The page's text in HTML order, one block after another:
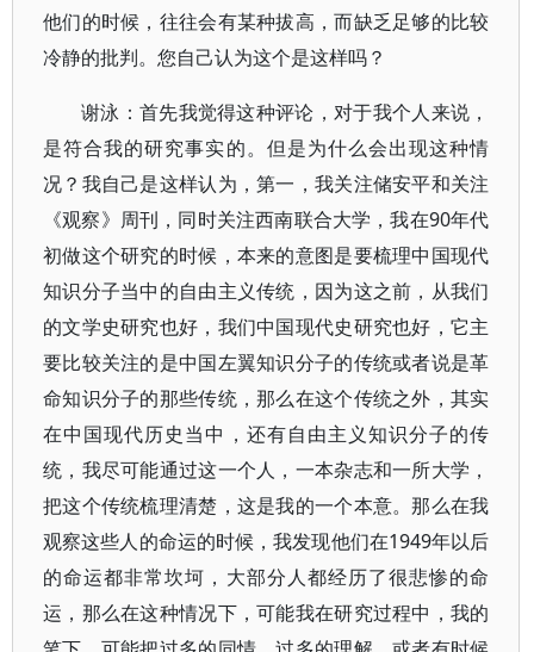
他们的时候，往往会有某种拔高，而缺乏足够的比较
冷静的批判。您自己认为这个是这样吗？
谢泳：首先我觉得这种评论，对于我个人来说，
是符合我的研究事实的。但是为什么会出现这种情
况？我自己是这样认为，第一，我关注储安平和关注
《观察》周刊，同时关注西南联合大学，我在90年代
初做这个研究的时候，本来的意图是要梳理中国现代
知识分子当中的自由主义传统，因为这之前，从我们
的文学史研究也好，我们中国现代史研究也好，它主
要比较关注的是中国左翼知识分子的传统或者说是革
命知识分子的那些传统，那么在这个传统之外，其实
在中国现代历史当中，还有自由主义知识分子的传
统，我尽可能通过这一个人，一本杂志和一所大学，
把这个传统梳理清楚，这是我的一个本意。那么在我
观察这些人的命运的时候，我发现他们在1949年以后
的命运都非常坎坷，大部分人都经历了很悲惨的命
运，那么在这种情况下，可能我在研究过程中，我的